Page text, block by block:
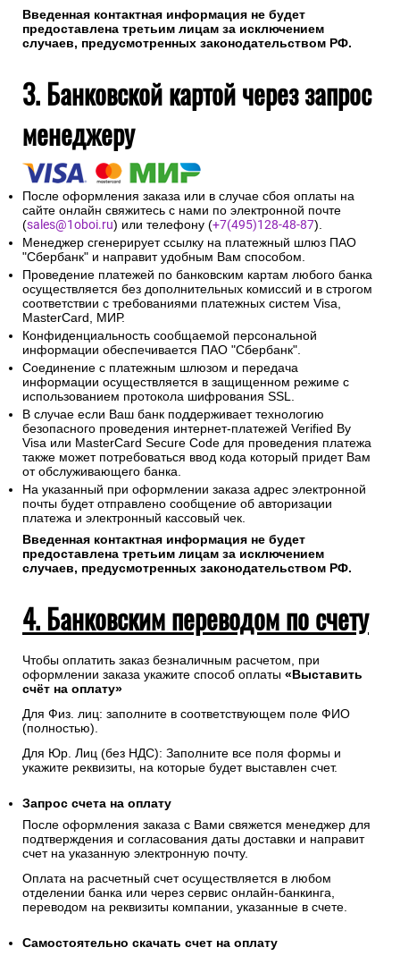
Введенная контактная информация не будет
предоставлена третьим лицам за исключением
случаев, предусмотренных законодательством РФ.
3. Банковской картой через запрос
менеджеру
После оформления заказа или в случае сбоя оплаты на
сайте онлайн свяжитесь с нами по электронной почте
(sales@1oboi.ru) или телефону (+7(495)128-48-87).
Менеджер сгенерирует ссылку на платежный шлюз ПАО
"Сбербанк" и направит удобным Вам способом.
Проведение платежей по банковским картам любого банка
осуществляется без дополнительных комиссий и в строгом
соответствии с требованиями платежных систем Visa,
MasterCard, МИР.
Конфиденциальность сообщаемой персональной
информации обеспечивается ПАО "Сбербанк".
Соединение с платежным шлюзом и передача
информации осуществляется в защищенном режиме с
использованием протокола шифрования SSL.
В случае если Ваш банк поддерживает технологию
безопасного проведения интернет-платежей Verified By
Visa или MasterCard Secure Code для проведения платежа
также может потребоваться ввод кода который придет Вам
от обслуживающего банка.
На указанный при оформлении заказа адрес электронной
почты будет отправлено сообщение об авторизации
платежа и электронный кассовый чек.
Введенная контактная информация не будет
предоставлена третьим лицам за исключением
случаев, предусмотренных законодательством РФ.
4. Банковским переводом по счету
Чтобы оплатить заказ безналичным расчетом, при
оформлении заказа укажите способ оплаты «Выставить
счёт на оплату»
Для Физ. лиц: заполните в соответствующем поле ФИО
(полностью).
Для Юр. Лиц (без НДС): Заполните все поля формы и
укажите реквизиты, на которые будет выставлен счет.
Запрос счета на оплату
После оформления заказа с Вами свяжется менеджер для
подтверждения и согласования даты доставки и направит
счет на указанную электронную почту.
Оплата на расчетный счет осуществляется в любом
отделении банка или через сервис онлайн-банкинга,
переводом на реквизиты компании, указанные в счете.
Самостоятельно скачать счет на оплату